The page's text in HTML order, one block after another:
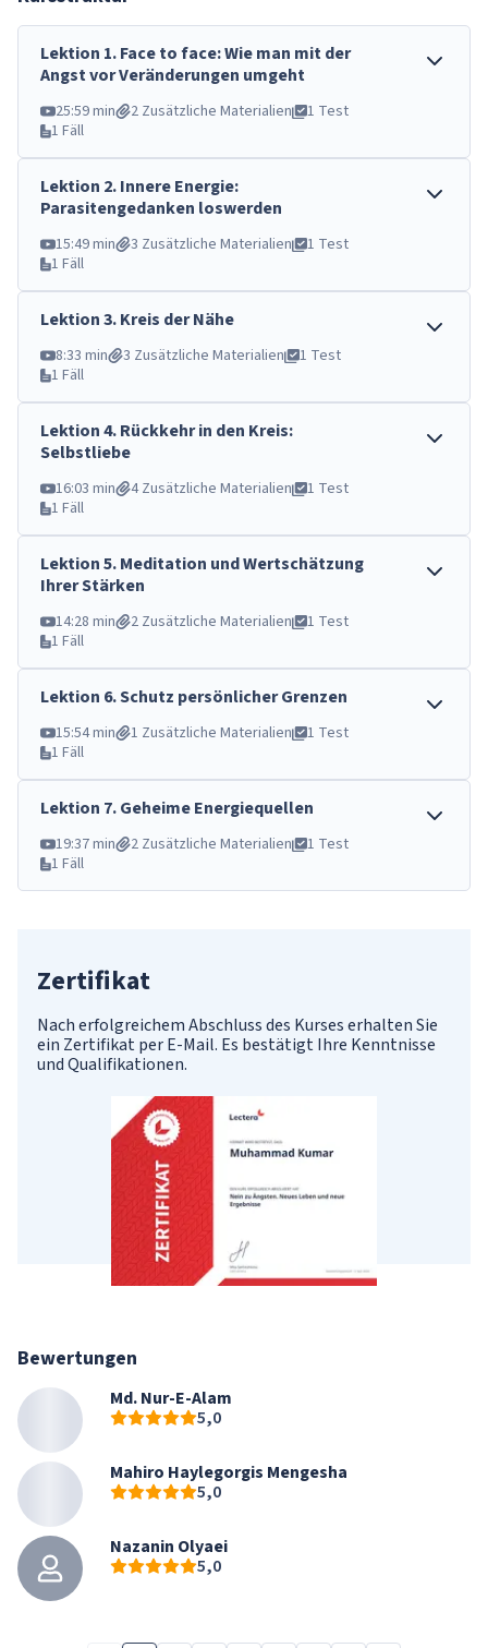
Lektion 1.Face to face: Wie man mit der
Angst vor Veränderungen umgeht
25:59 min 2 Zusätzliche Materialien
1 Test
1 Fäll
Lektion 2.Innere Energie:
Parasitengedanken loswerden
15:49 min 3 Zusätzliche Materialien
1 Test
1 Fäll
Lektion3.Kreis der Nähe
8:33 min 3 Zusätzliche Materialien
1 Test
1 Fäll
Lektion4.Rückkehr in den Kreis:
Selbstliebe
16:03 min 4 Zusätzliche Materialien
1 Test
1 Fäll
Lektion5.Meditation und Wertschätzung
Ihrer Stärken
14:28 min 2 Zusätzliche Materialien
1 Test
1 Fäll
Lektion 6.Schutz persönlicher Grenzen
15:54 min 1 Zusätzliche Materialien
1 Test
1 Fäll
Lektion 7.Geheime Energiequellen
19:37 min 2 Zusätzliche Materialien
1 Test
1 Fäll
Zertifikat
Nach erfolgreichem Abschluss des Kurses erhalten Sie
ein Zertifikat per E-Mail. Es bestätigt Ihre Kenntnisse
und Qualifikationen.
Bewertungen
Md. Nur-E-Alam
5,0
Mahiro Haylegorgis Mengesha
5,0
Nazanin Olyaei
5,0